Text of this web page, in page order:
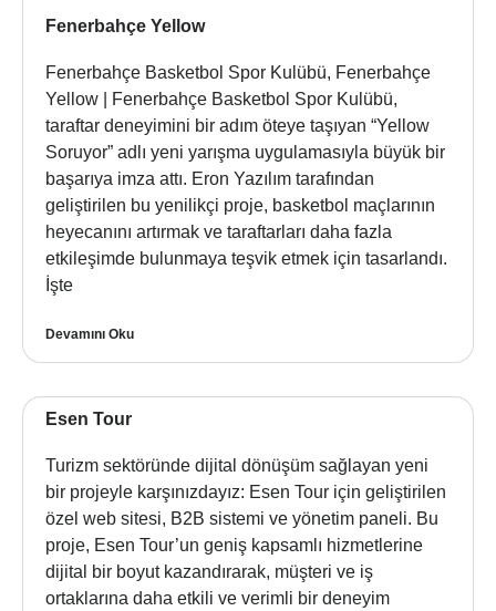
Fenerbahçe Yellow
Fenerbahçe Basketbol Spor Kulübü, Fenerbahçe
Yellow | Fenerbahçe Basketbol Spor Kulübü,
taraftar deneyimini bir adım öteye taşıyan “Yellow
Soruyor” adlı yeni yarışma uygulamasıyla büyük bir
başarıya imza attı. Eron Yazılım tarafından
geliştirilen bu yenilikçi proje, basketbol maçlarının
heyecanını artırmak ve taraftarları daha fazla
etkileşimde bulunmaya teşvik etmek için tasarlandı.
İşte
Devamını Oku
Esen Tour
Turizm sektöründe dijital dönüşüm sağlayan yeni
bir projeyle karşınızdayız: Esen Tour için geliştirilen
özel web sitesi, B2B sistemi ve yönetim paneli. Bu
proje, Esen Tour’un geniş kapsamlı hizmetlerine
dijital bir boyut kazandırarak, müşteri ve iş
ortaklarına daha etkili ve verimli bir deneyim